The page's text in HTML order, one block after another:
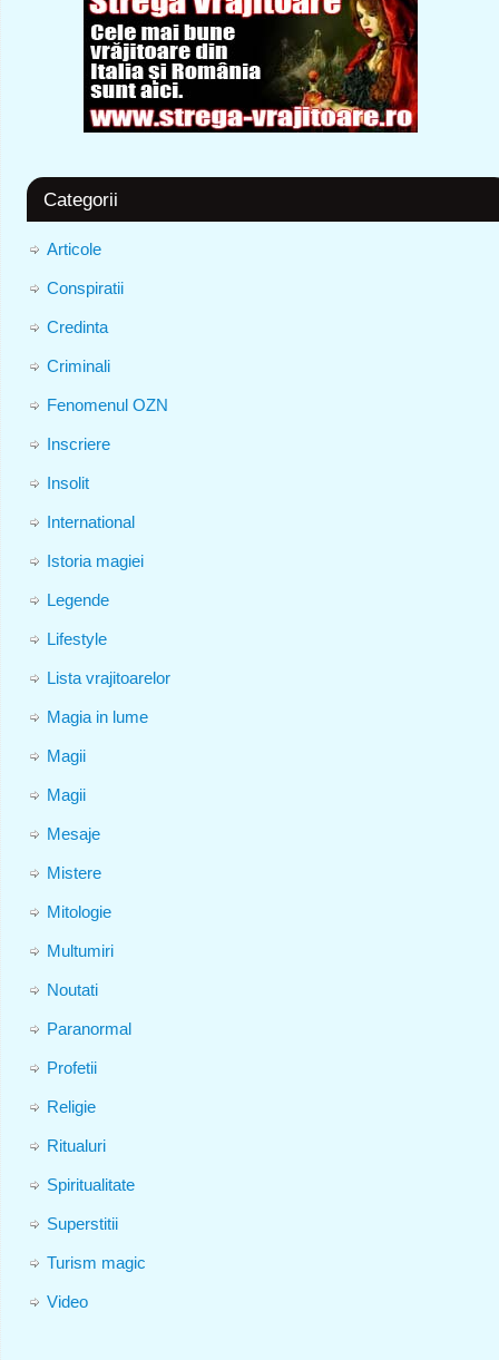
Categorii
Articole
Conspiratii
Credinta
Criminali
Fenomenul OZN
Inscriere
Insolit
International
Istoria magiei
Legende
Lifestyle
Lista vrajitoarelor
Magia in lume
Magii
Magii
Mesaje
Mistere
Mitologie
Multumiri
Noutati
Paranormal
Profetii
Religie
Ritualuri
Spiritualitate
Superstitii
Turism magic
Video